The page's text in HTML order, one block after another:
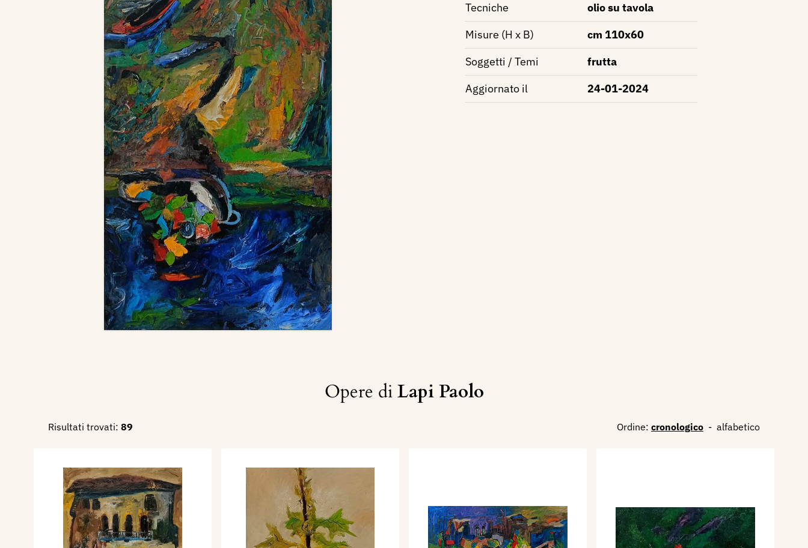
Tecniche
olio su tavola
Misure (H x B)
cm 110x60
Soggetti / Temi
frutta
Aggiornato il
24-01-2024
Opere diLapi Paolo
Risultati trovati: 89 Ordine: cronologico - alfabetico